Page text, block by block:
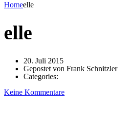
Homeelle
elle
20. Juli 2015
Gepostet von Frank Schnitzler
Categories:
Keine Kommentare